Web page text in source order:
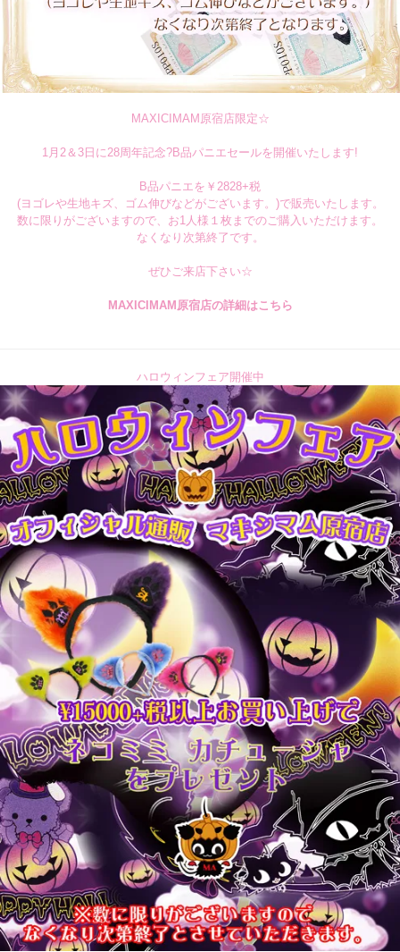
MAXICIMAM原宿店限定☆
1月2＆3日に28周年記念?B品パニエセールを開催いたします!
B品パニエを￥2828+税
(ヨゴレや生地キズ、ゴム伸びなどがございます。)で販売いたします。
数に限りがございますので、お1人様１枚までのご購入いただけます。
なくなり次第終了です。
ぜひご来店下さい☆
MAXICIMAM原宿店の詳細はこちら
ハロウィンフェア開催中